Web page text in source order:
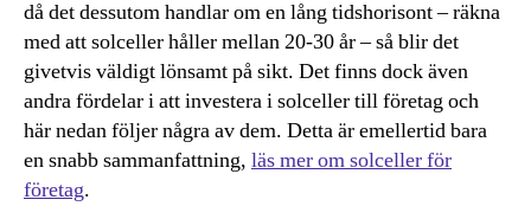
då det dessutom handlar om en lång tidshorisont – räkna
med att solceller håller mellan 20-30 år – så blir det
givetvis väldigt lönsamt på sikt. Det finns dock även
andra fördelar i att investera i solceller till företag och
här nedan följer några av dem. Detta är emellertid bara
en snabb sammanfattning, läs mer om solceller för
företag.